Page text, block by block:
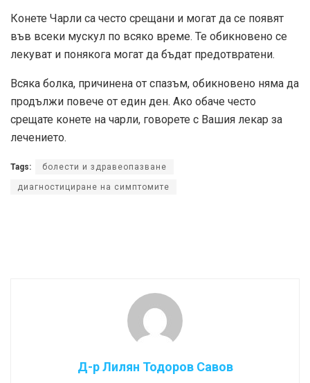
Конете Чарли са често срещани и могат да се появят
във всеки мускул по всяко време. Те обикновено се
лекуват и понякога могат да бъдат предотвратени.
Всяка болка, причинена от спазъм, обикновено няма да
продължи повече от един ден. Ако обаче често
срещате конете на чарли, говорете с Вашия лекар за
лечението.
Tags: болести и здравеопазване
диагностициране на симптомите
Д-р Лилян Тодоров Савов